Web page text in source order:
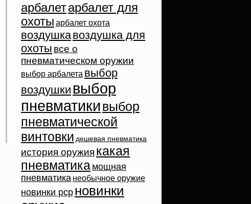
арбалетарбалет для
охоты арбалет охота
воздушкавоздушка для
охоты все о
пневматическом оружии
выбор арбалета выбор
воздушки выбор
пневматикивыбор
пневматической
винтовки дешевая пневматика
история оружия какая
пневматика мощная
пневматика необычное оружие
новинки pcp новинки